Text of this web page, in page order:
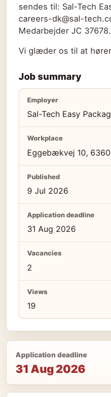
sendes til: Sal-Tech
careers-dk@sal-
Medarbejder JC 37678.
Vi glæder os til at
Job summary
Employer
Sal-Tech Easy
Workplace
Eggebækvej 10,
Published
9 Jul 2026
Application deadline
31 Aug 2026
Vacancies
2
Views
19
Application deadline
31 Aug 2026